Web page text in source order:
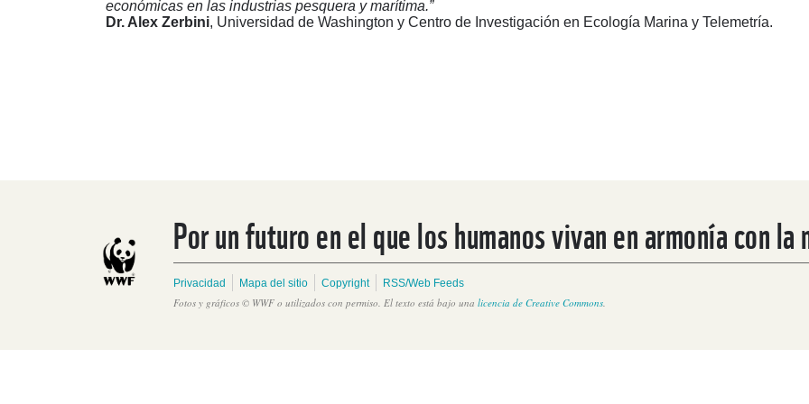
económicas en las industrias pesquera y marítima.”
Dr. Alex Zerbini, Universidad de Washington y Centro de Investigación en Ecología Marina y Telemetría.
Por un futuro en el que los humanos vivan en armonía con la
Privacidad Mapa del sitio Copyright RSS/Web Feeds
Fotos y gráficos © WWF o utilizados con permiso. El texto está bajo una licencia de Creative Commons.